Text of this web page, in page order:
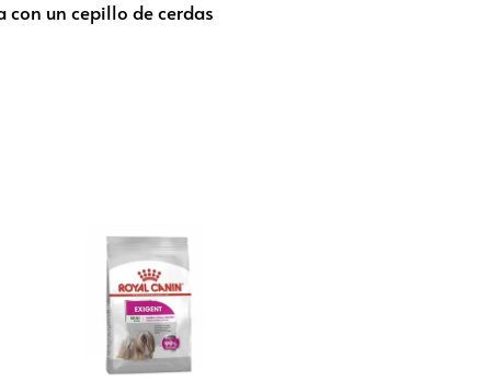
un cepillo de cerdas